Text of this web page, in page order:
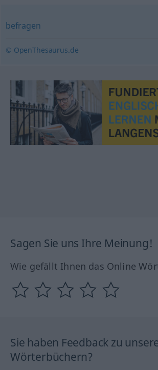
befragen
© OpenThesaurus.de
Sagen Sie uns Ihre Meinung!
Wie gefällt Ihnen das Online
Sie haben Feedback zu
Wörterbüchern?